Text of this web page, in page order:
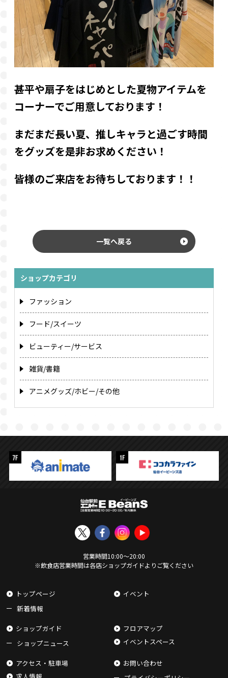
甚平や扇子をはじめとした夏物アイテムを
コーナーでご用意しております！
まだまだ長い夏、推しキャラと過ごす時間
をグッズを是非お求めください！
皆様のご来店をお待ちしております！！
一覧へ戻る
ショップカテゴリ
ファッション
フード/スイーツ
ビューティー/サービス
雑貨/書籍
アニメグッズ/ホビー/その他
営業時間10:00〜20:00
※飲食店営業時間は各店ショップガイドよりご覧ください
トップページ
新着情報
イベント
ショップガイド
ショップニュース
フロアマップ
イベントスペース
アクセス・駐車場
お問い合わせ